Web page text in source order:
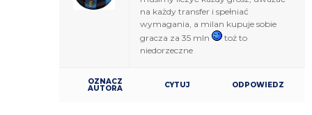
na każdy transfer i spełniać
wymagania, a milan kupuje sobie
gracza za 35 mln
toż to
niedorzeczne
OZNACZ
AUTORA CYTUJ ODPOWIEDZ